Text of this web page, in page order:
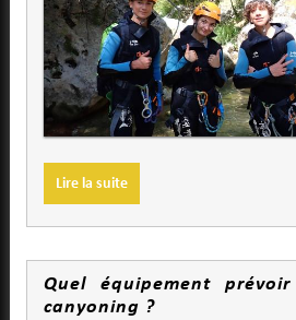
Lire la suite
Quel équipement
canyoning ?